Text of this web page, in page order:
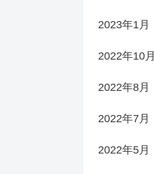
2023年1月
2022年10月
2022年8月
2022年7月
2022年5月